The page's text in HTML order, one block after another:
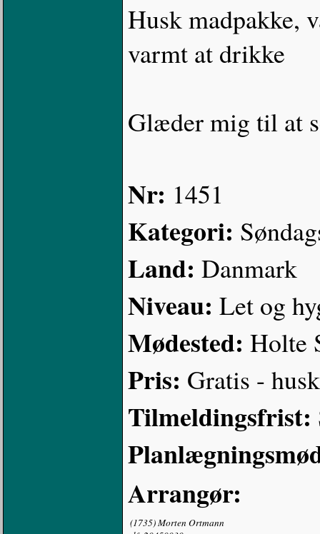
Husk madpakke,
varmt at drikke
Glæder mig til at
Nr: 1451
Kategori:
Land: Danmark
Niveau: Let og
Mødested: Holte
Pris: Gratis -
Tilmeldingsfrist:
Arrangør:
(1735) Morten Ortmann